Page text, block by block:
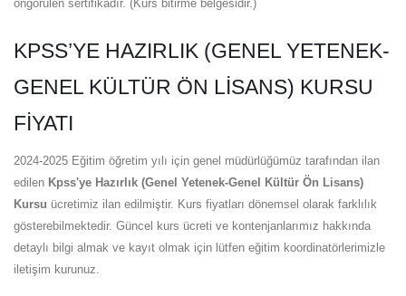
öngörülen sertifikadır. (Kurs bitirme belgesidir.)
KPSS’YE HAZIRLIK (GENEL YETENEK-
GENEL KÜLTÜR ÖN LISANS) KURSU
FIYATI
2024-2025 Eğitim öğretim yılı için genel müdürlüğümüz tarafından ilan
edilen Kpss'ye Hazırlık (Genel Yetenek-Genel Kültür Ön Lisans)
Kursu ücretimiz ilan edilmiştir. Kurs fiyatları dönemsel olarak farklılık
gösterebilmektedir. Güncel kurs ücreti ve kontenjanlarımız hakkında
detaylı bilgi almak ve kayıt olmak için lütfen eğitim koordinatörlerimizle
iletişim kurunuz.